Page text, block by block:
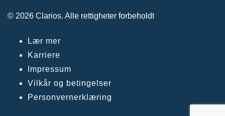
© 2026 Clarios. Alle rettigheter forbeholdt
Lær mer
Karriere
Impressum
Vilkår og betingelser
Personvernerklæring